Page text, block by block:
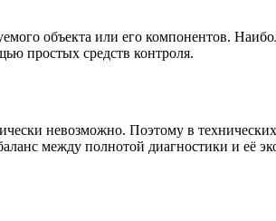
объекта или его компонентов.
простых средств контроля.
невозможно. Поэтому в
между полнотой диагностики и её